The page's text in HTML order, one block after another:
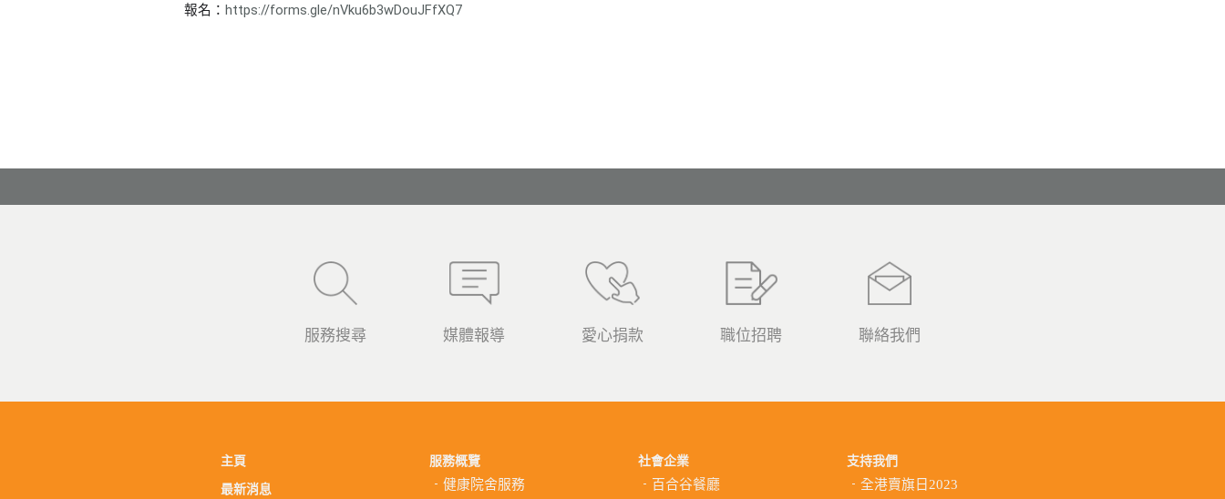
報名： https://forms.gle/nVku6b3wDouJFfXQ7
服務搜尋 媒體報導 愛心捐款 職位招聘 聯絡我們
主頁
最新消息
服務概覽
健康院舍服務
社會企業
百合谷餐廳
支持我們
全港賣旗日2023